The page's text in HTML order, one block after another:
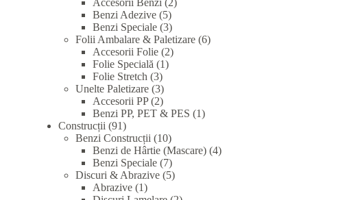
Accesorii Benzi 2
Benzi Adezive 55
products
Benzi Speciale 33
products
Folii Ambalare & Paletizare 66
Accesorii Folie 22
Folie Specială 11
Folie Stretch 33
products
Unelte Paletizare 33
products
Accesorii PP 22
products
Benzi PP, PET & PES 11
Construcții 9191
products
Benzi Construcții 1010
products
Benzi de Hârtie (Mascare) 44
Benzi Speciale 77
products
Discuri & Abrazive 55
Abrazive 11